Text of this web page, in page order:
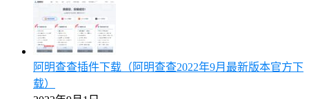
阿明查查插件下载（阿明查查2022年9月最新版本官方下
载）